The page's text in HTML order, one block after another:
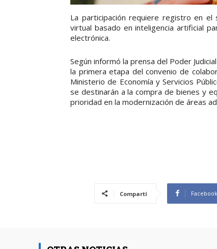
La participación requiere registro en el
virtual basado en inteligencia artificial
electrónica.
Según informó la prensa del Poder
la primera etapa del convenio de
Ministerio de Economía y Servicios
se destinarán a la compra de bienes y
prioridad en la modernización de áreas
Compartí Facebook